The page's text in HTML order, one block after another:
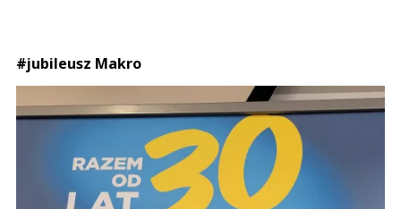
#jubileusz Makro